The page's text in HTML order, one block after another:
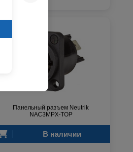
353 руб
Панельный разъем Neutrik
NAC3MPX-TOP
В наличии